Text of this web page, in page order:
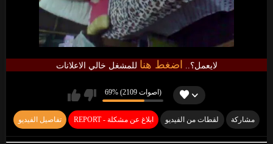
لايعمل؟.. اضغط هنا للمشغل خالي الاعلانات
69% (2109 اصوات)
تفاصيل الفيديو REPORT - ابلاغ عن مشكلة لقطات من الفيديو مشاركة